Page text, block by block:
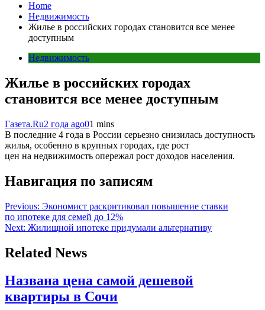
Home
Недвижимость
Жилье в российских городах становится все менее
доступным
Недвижимость
Жилье в российских городах
становится все менее доступным
Газета.Ru2 года ago01 mins
В последние 4 года в России серьезно снизилась доступность
жилья, особенно в крупных городах, где рост
цен на недвижимость опережал рост доходов населения.
Навигация по записям
Previous: Экономист раскритиковал повышение ставки
по ипотеке для семей до 12%
Next: Жилищной ипотеке придумали альтернативу
Related News
Названа цена самой дешевой
квартиры в Сочи